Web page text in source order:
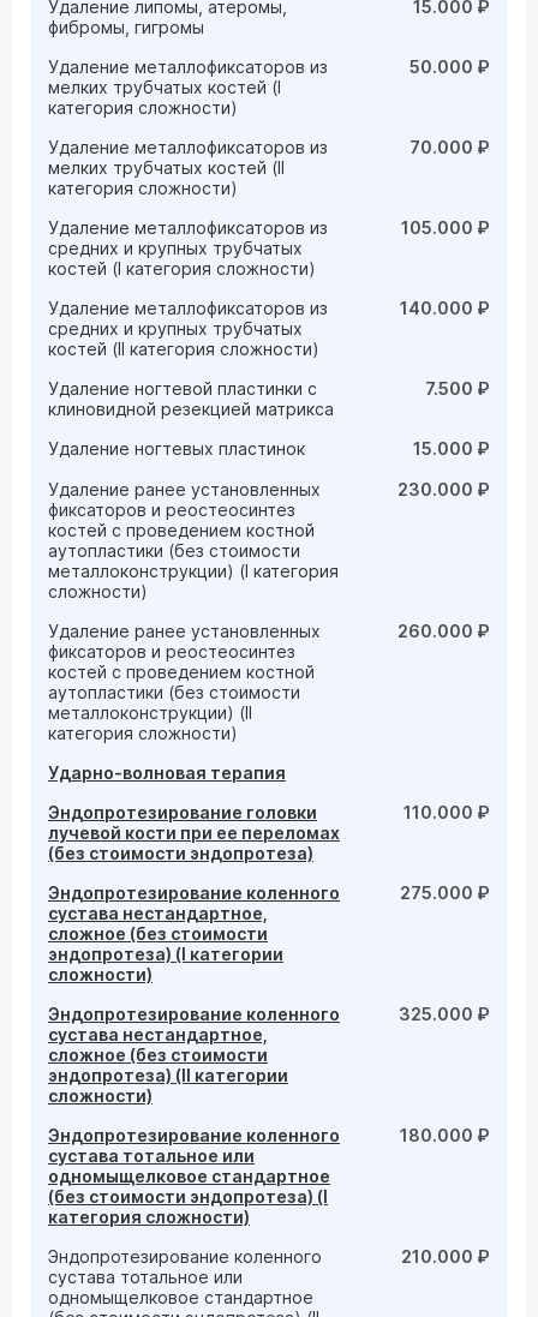
Удаление липомы, атеромы,
фибромы, гигромы
15.000 ₽
Удаление металлофиксаторов из
мелких трубчатых костей (I
категория сложности)
50.000 ₽
Удаление металлофиксаторов из
мелких трубчатых костей (II
категория сложности)
70.000 ₽
Удаление металлофиксаторов из
средних и крупных трубчатых
костей (I категория сложности)
105.000 ₽
Удаление металлофиксаторов из
средних и крупных трубчатых
костей (II категория сложности)
140.000 ₽
Удаление ногтевой пластинки с
клиновидной резекцией матрикса
7.500 ₽
Удаление ногтевых пластинок
15.000 ₽
Удаление ранее установленных
фиксаторов и реостеосинтез
костей с проведением костной
аутопластики (без стоимости
металлоконструкции) (I категория
сложности)
230.000 ₽
Удаление ранее установленных
фиксаторов и реостеосинтез
костей с проведением костной
аутопластики (без стоимости
металлоконструкции) (II
категория сложности)
260.000 ₽
Ударно-волновая терапия
Эндопротезирование головки
лучевой кости при ее переломах
(без стоимости эндопротеза)
110.000 ₽
Эндопротезирование коленного
сустава нестандартное,
сложное (без стоимости
эндопротеза) (I категории
сложности)
275.000 ₽
Эндопротезирование коленного
сустава нестандартное,
сложное (без стоимости
эндопротеза) (II категории
сложности)
325.000 ₽
Эндопротезирование коленного
сустава тотальное или
одномыщелковое стандартное
(без стоимости эндопротеза) (I
категория сложности)
180.000 ₽
Эндопротезирование коленного
сустава тотальное или
одномыщелковое стандартное
210.000 ₽